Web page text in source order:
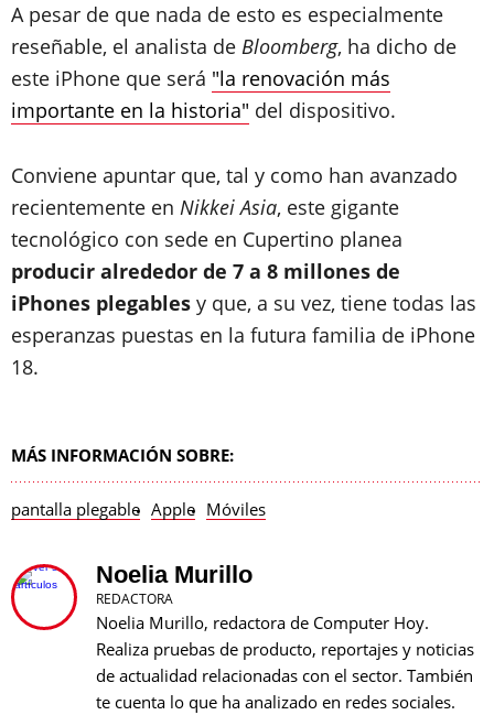
A pesar de que nada de esto es especialmente
reseñable, el analista de Bloomberg, ha dicho de
este iPhone que será "la renovación más
importante en la historia" del dispositivo.
Conviene apuntar que, tal y como han avanzado
recientemente en Nikkei Asia, este gigante
tecnológico con sede en Cupertino planea
producir alrededor de 7 a 8 millones de
iPhones plegables y que, a su vez, tiene todas las
esperanzas puestas en la futura familia de iPhone
18.
MÁS INFORMACIÓN SOBRE:
pantalla plegable Apple Móviles
Noelia Murillo
REDACTORA
Noelia Murillo, redactora de Computer Hoy.
Realiza pruebas de producto, reportajes y noticias
de actualidad relacionadas con el sector. También
te cuenta lo que ha analizado en redes sociales.